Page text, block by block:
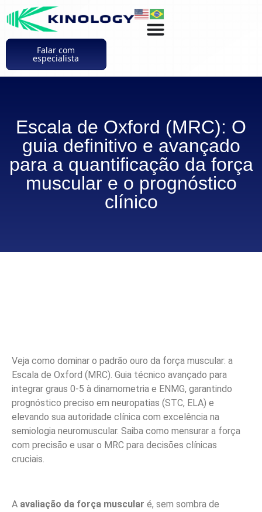
Falar com
especialista
Escala de Oxford (MRC): O
guia definitivo e avançado
para a quantificação da força
muscular e o prognóstico
clínico
Veja como dominar o padrão ouro da força muscular: a
Escala de Oxford (MRC). Guia técnico avançado para
integrar graus 0-5 à dinamometria e ENMG, garantindo
prognóstico preciso em neuropatias (STC, ELA) e
elevando sua autoridade clínica com excelência na
semiologia neuromuscular. Saiba como mensurar a força
com precisão e usar o MRC para decisões clínicas
cruciais.
A avaliação da força muscular é, sem sombra de